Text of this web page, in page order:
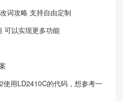
词攻略 支持自由定制
可以实现更多功能
用LD2410C的代码，想参考一